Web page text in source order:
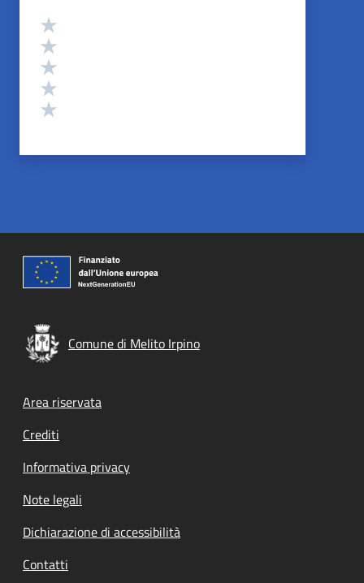
Valutazione
Comune di Melito Irpino
Footer menu
Area riservata
Crediti
Informativa privacy
Note legali
Dichiarazione di accessibilità
Contatti